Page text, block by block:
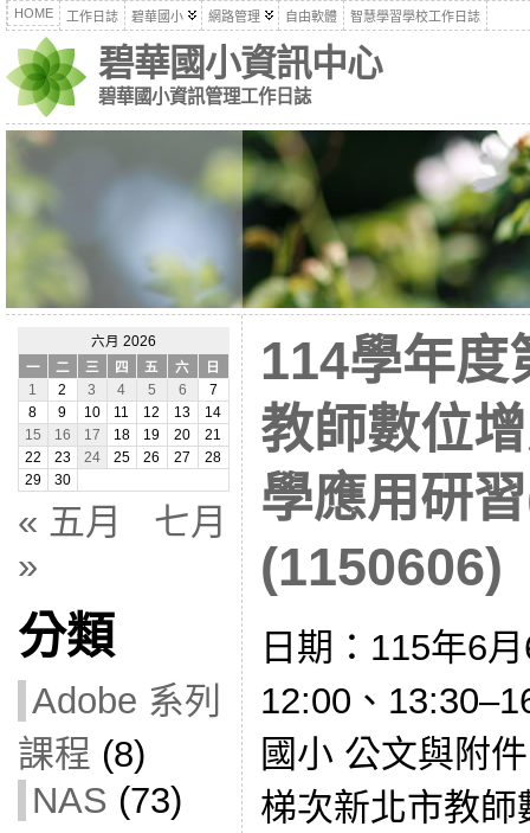
HOME 工作日誌 碧華國小 網路管理 自由軟體 智慧學習學校工作日誌
碧華國小資訊中心
碧華國小資訊管理工作日誌
六月 2026
一
二 三 四 五 六
日
1
2 3 4 5 6
7
8
9 10 11 12 13
14
15
16 17 18 19 20
21
22
23 24 25 26 27
28
29
30
« 五月
七月
»
分類
Adobe 系列
課程 (8)
NAS (73)
114學年度
教師數位
學應用研
(1150606)
日期：115年6
12:00、
國小 公文與附
梯次新北市教